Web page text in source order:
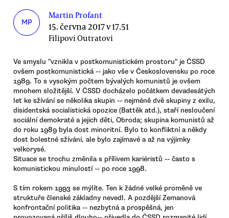
MP
Martin Profant
15. června 2017 v 17.51
Filipovi Outratovi
Ve smyslu "vznikla v postkomunistickém prostoru" je ČSSD
ovšem postkomunistická -- jako vše v Československu po roce
1989. To s vysokým počtem bývalých komunistů je ovšem
mnohem složitější. V ČSSD docházelo počátkem devadesátých
let ke sžívání se několika skupin -- nejméně dvě skupiny z exilu,
disidentská socialistická opozice (Battěk atd.), staří nesloučení
sociální demokraté a jejich děti, Obroda; skupina komunistů až
do roku 1989 byla dost minoritní. Bylo to konfliktní a někdy
dost bolestné sžívání, ale bylo zajímavé a až na výjimky
velkorysé.
Situace se trochu změnila s přílivem kariéristů -- často s
komunistickou minulostí -- po roce 1998.
S tím rokem 1993 se mýlíte. Ten k žádné velké proměně ve
struktuře členské základny nevedl. A pozdější Zemanová
konfrontační politika -- nezbytná a prospěšná, jen